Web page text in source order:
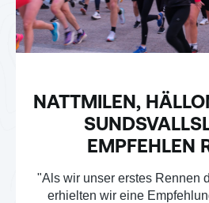
NATTMILEN,
EMPFEHLEN
"Als wir unser erstes Rennen
erhielten wir eine